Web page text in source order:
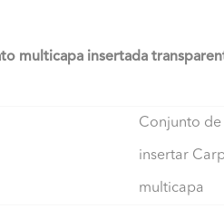
multicapa insertada
Conjunto
insertar
multicapa